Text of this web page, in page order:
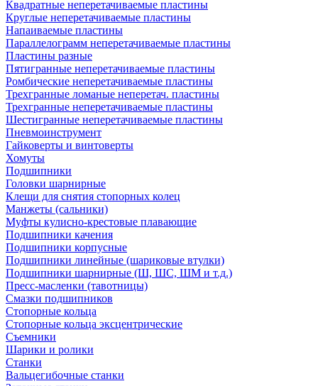
Квадратные неперетачиваемые пластины
Круглые неперетачиваемые пластины
Напаиваемые пластины
Параллелограмм неперетачиваемые пластины
Пластины разные
Пятигранные неперетачиваемые пластины
Ромбические неперетачиваемые пластины
Трехгранные ломаные неперетач. пластины
Трехгранные неперетачиваемые пластины
Шестигранные неперетачиваемые пластины
Пневмоинструмент
Гайковерты и винтоверты
Хомуты
Подшипники
Головки шарнирные
Клещи для снятия стопорных колец
Манжеты (сальники)
Муфты кулисно-крестовые плавающие
Подшипники качения
Подшипники корпусные
Подшипники линейные (шариковые втулки)
Подшипники шарнирные (Ш, ШС, ШМ и т.д.)
Пресс-масленки (тавотницы)
Смазки подшипников
Стопорные кольца
Стопорные кольца эксцентрические
Съемники
Шарики и ролики
Станки
Вальцегибочные станки